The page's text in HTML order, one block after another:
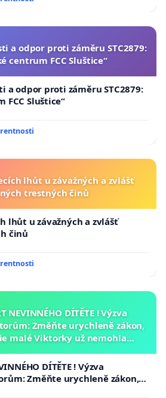
a odpor proti záměru STC2879:
centrum FCC Sluštice“
a odpor proti záměru STC2879:
FCC Sluštice“
lhůt u závažných a zvlášť
trestných činů
lhůt u závažných a zvlášť
činů
NEVINNÉHO DÍTĚTE ! Výzva
Změňte urychleně zákon,
malé Viktorky už nemohla
DÍTĚTE ! Výzva
Změňte urychleně zákon,
Viktorky už nemohla opakovat!